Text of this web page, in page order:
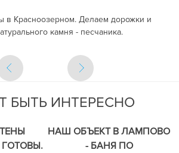
в Красноозерном. Делаем дорожки и
камня - песчаника.
БЫТЬ ИНТЕРЕСНО
НАШ ОБЪЕКТ В ЛАМПОВО
- БАНЯ ПО